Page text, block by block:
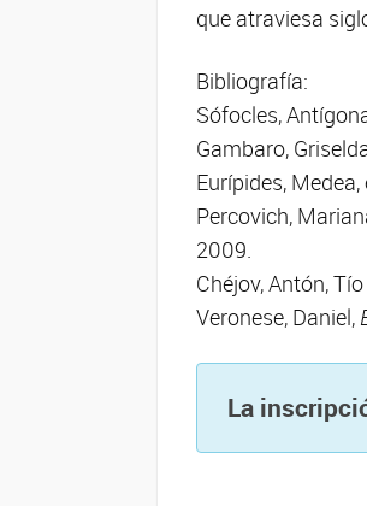
que atraviesa
Bibliografía:
Sófocles,
Gambaro,
Eurípides, Medea,
Percovich,
2009.
Chéjov, Antón,
Veronese, Daniel,
La